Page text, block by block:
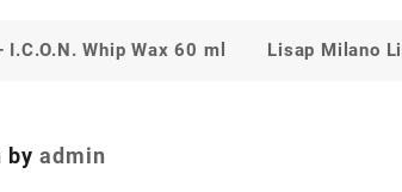
I.C.O.N. Whip Wax 60 ml Lisap Milano
by admin